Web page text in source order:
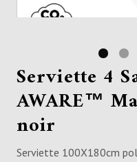
Serviette 4
AWARE™
noir
Serviette 100X180cm